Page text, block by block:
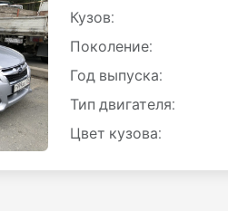
Кузов:
Поколение:
Год выпуска:
Тип двигателя:
Цвет кузова: